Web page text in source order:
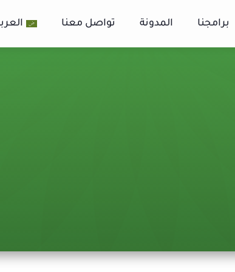
برامجنا المدونة تواصل معنا